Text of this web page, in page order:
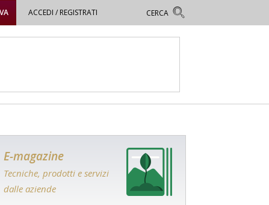
ACCEDI / REGISTRATI
E-magazine
Tecniche, prodotti e servizi
dalle aziende